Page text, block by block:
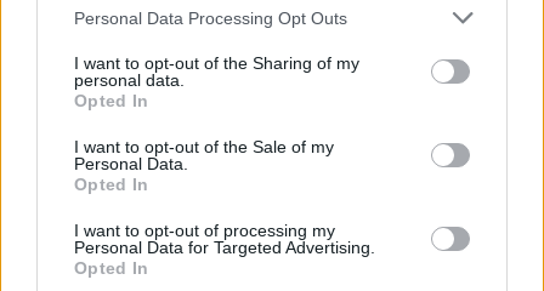
Personal Data Processing Opt Outs
I want to opt-out of the Sharing of my
personal data.
Opted In
I want to opt-out of the Sale of my
Personal Data.
Opted In
I want to opt-out of processing my
Personal Data for Targeted Advertising.
Opted In
годинава
Црна Гора ја уапси жената која
ги БРАНЕЛА ДЕЦАТА И СВОЕТО
КУЧЕ РАСПАРЧЕНО ОД
ПОРАНЕШНИОТ ТЕХНИЧКИ
ПРЕМИЕР ОЛИВЕР СПАСОВСКИ
НАЈСКАПАТА, ЗА МАРИЈА ОД
ГРЦИЈА - НАЈЕФТИНАТА